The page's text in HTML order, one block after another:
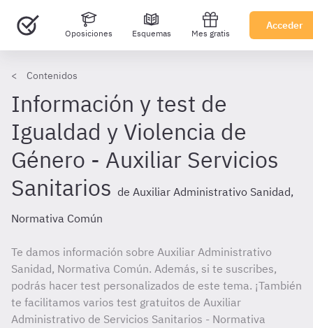
Oposiciones Esquemas Mes gratis
Acceder
Contenidos
Información y test de
Igualdad y Violencia de
Género - Auxiliar Servicios
Sanitarios de Auxiliar Administrativo Sanidad,
Normativa Común
Te damos información sobre Auxiliar Administrativo
Sanidad, Normativa Común. Además, si te suscribes,
podrás hacer test personalizados de este tema. ¡También
te facilitamos varios test gratuitos de Auxiliar
Administrativo de Servicios Sanitarios - Normativa